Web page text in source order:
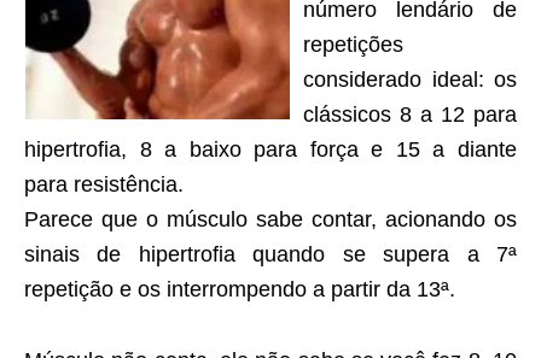
número lendário de
repetições
considerado ideal: os
clássicos 8 a 12 para
hipertrofia, 8 a baixo para força e 15 a diante
para resistência.
Parece que o músculo sabe contar, acionando os
sinais de hipertrofia quando se supera a 7ª
repetição e os interrompendo a partir da 13ª.